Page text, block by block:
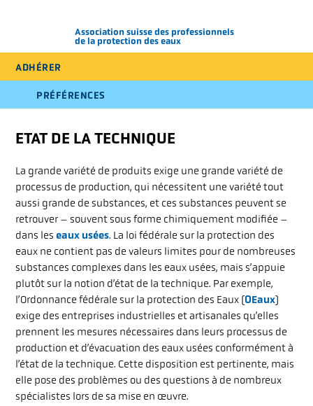
Association suisse des professionnels
de la protection des eaux
FORMATIONS ET
PUBLICATIONS &
PRODUITS
DOMAINES / CC
À PROPOS DU VSA
LOGIN
ADHÉRER
PRÉFÉRENCES
ETAT DE LA TECHNIQUE
La grande variété de produits exige une grande variété de
processus de production, qui nécessitent une variété tout
aussi grande de substances, et ces substances peuvent se
retrouver – souvent sous forme chimiquement modifiée –
dans leseaux usées. La loi fédérale sur la protection des
eaux ne contient pas de valeurs limites pour de nombreuses
substances complexes dans les eaux usées, mais s’appuie
plutôt sur la notion d’état de la technique. Par exemple,
l’Ordonnance fédérale sur la protection des Eaux (OEaux)
exige des entreprises industrielles et artisanales qu’elles
prennent les mesures nécessaires dans leurs processus de
production et d’évacuation des eaux usées conformément à
l’état de la technique. Cette disposition est pertinente, mais
elle pose des problèmes ou des questions à de nombreux
spécialistes lors de sa mise en œuvre.